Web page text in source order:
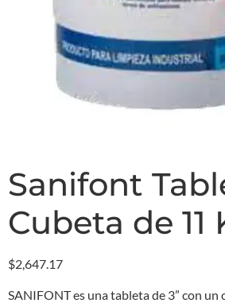
Sanifont
Cubeta de 11
$2,647.17
SANIFONT es una tableta de 3” con